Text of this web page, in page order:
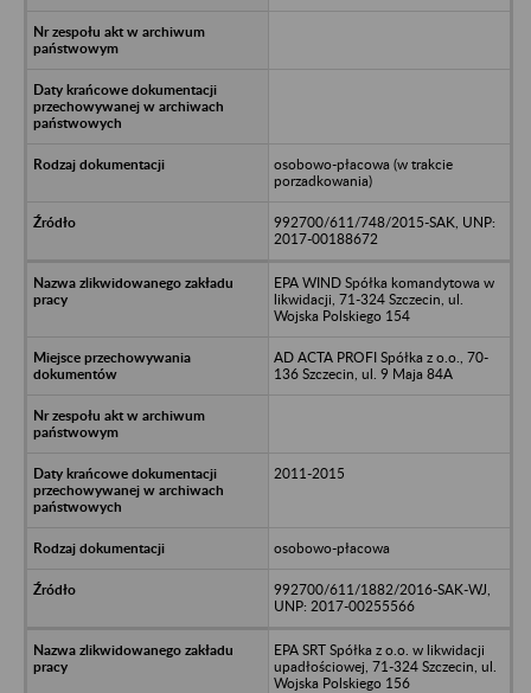
osobowo-płacowa (w trakcie
porzadkowania)
992700/611/748/2015-SAK, UNP:
2017-00188672
EPA WIND Spółka komandytowa w
likwidacji, 71-324 Szczecin, ul.
Wojska Polskiego 154
AD ACTA PROFI Spółka z o.o., 70-
136 Szczecin, ul. 9 Maja 84A
2011-2015
osobowo-płacowa
992700/611/1882/2016-SAK-WJ,
UNP: 2017-00255566
EPA SRT Spółka z o.o. w likwidacji
upadłościowej, 71-324 Szczecin, ul.
Wojska Polskiego 156